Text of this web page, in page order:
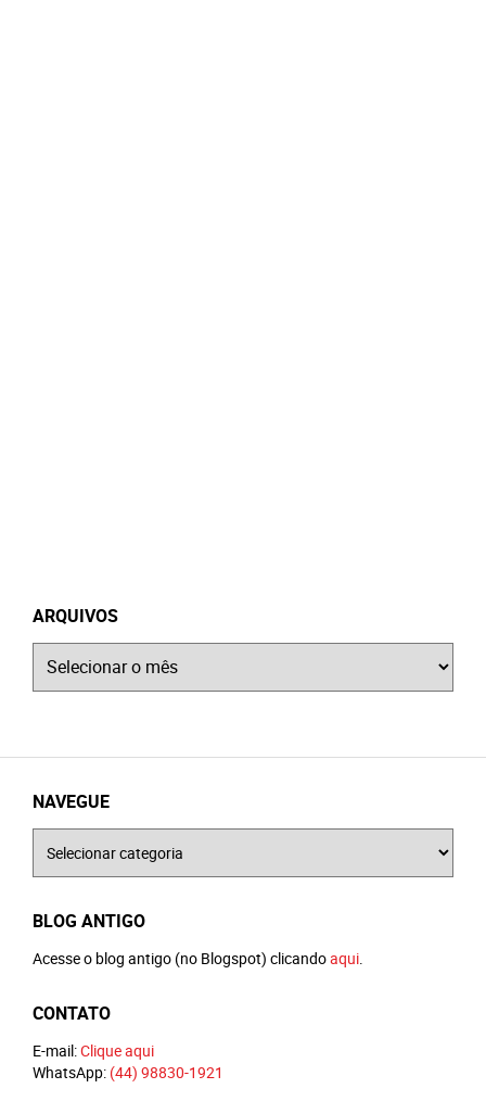
ARQUIVOS
NAVEGUE
BLOG ANTIGO
Acesse o blog antigo (no Blogspot) clicandoaqui.
CONTATO
E-mail:Clique aqui
WhatsApp: (44) 98830-1921